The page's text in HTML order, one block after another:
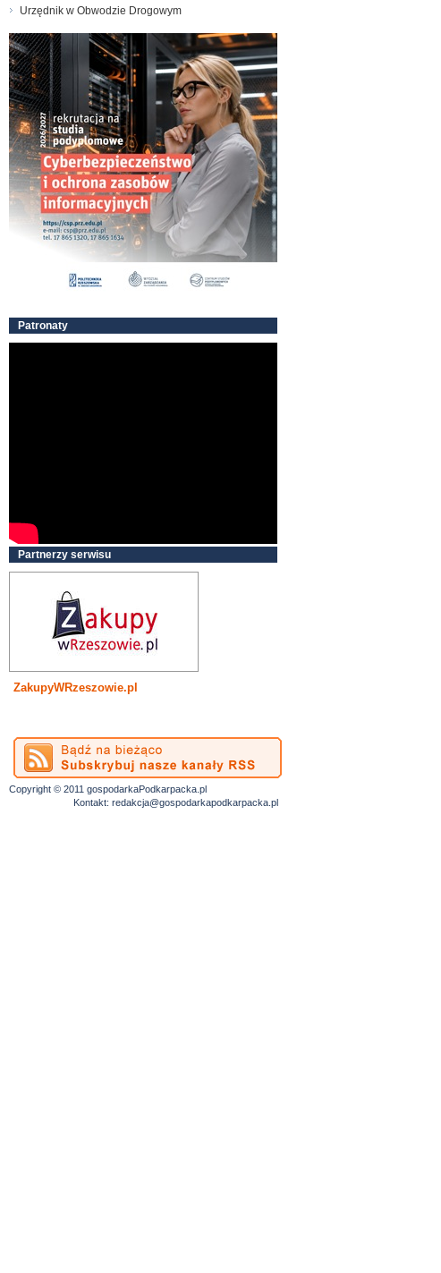
Urzędnik w Obwodzie Drogowym
Patronaty
Partnerzy serwisu
ZakupyWRzeszowie.pl
Copyright © 2011 gospodarkaPodkarpacka.pl
Kontakt: redakcja@gospodarkapodkarpacka.pl